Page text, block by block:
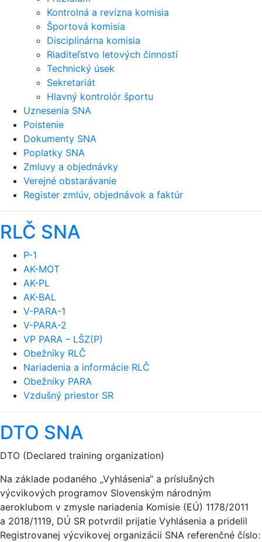
Kontrolná a revízna komisia
Športová komisia
Disciplinárna komisia
Riaditeľstvo letových činností
Technický úsek
Sekretariát
Hlavný kontrolór športu
Uznesenia SNA
Poistenie
Dokumenty SNA
Poplatky SNA
Zmluvy a objednávky
Verejné obstarávanie
Register zmlúv, objednávok a faktúr
RLČ SNA
P-1
AK-MOT
AK-PL
AK-BAL
V-PARA-1
V-PARA-2
VP PARA – LŠZ(P)
Obežníky RLČ
Nariadenia a informácie RLČ
Obežníky PARA
Vzdušný priestor SR
DTO SNA
DTO (Declared training organization)
Na základe podaného „Vyhlásenia“ a príslušných
výcvikových programov Slovenským národným
aeroklubom v zmysle nariadenia Komisie (EÚ) 1178/2011
a 2018/1119, DÚ SR potvrdil prijatie Vyhlásenia a pridelil
Registrovanej výcvikovej organizácii SNA referenčné číslo: